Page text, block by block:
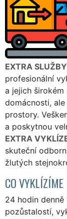
EXTRA SLUŽBY
profesionální
a jejich
domácnosti,
prostory.
a poskytnou
EXTRA
skuteční
žlutých
CO VYKLÍZÍME
24 hodin
pozůstalostí,